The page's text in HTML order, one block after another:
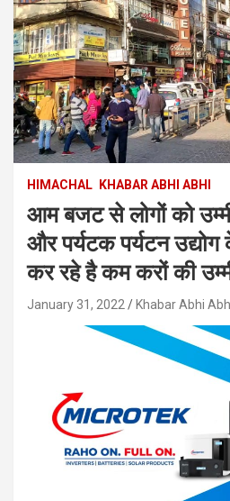
HIMACHAL KHABAR ABHI ABHI
आम बजट से लोगों को
और पर्यटक पर्यटन
कर रहे है कम करों की
January 31, 2022 Khabar Abhi